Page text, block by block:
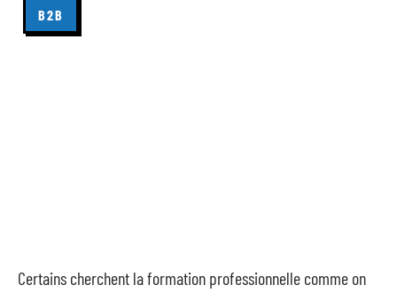
B2B
Certains cherchent la formation professionnelle comme on